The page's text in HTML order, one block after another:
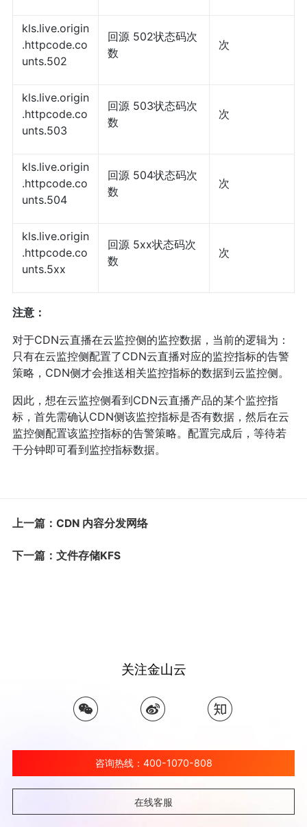
kls.live.origin
.httpcode.co
unts.502
回源 502状态码次
数
次
kls.live.origin
.httpcode.co
unts.503
回源 503状态码次
数
次
kls.live.origin
.httpcode.co
unts.504
回源 504状态码次
数
次
kls.live.origin
.httpcode.co
unts.5xx
回源 5xx状态码次
数
次
注意：
对于CDN云直播在云监控侧的监控数据，当前的逻辑为：
只有在云监控侧配置了CDN云直播对应的监控指标的告警
策略，CDN侧才会推送相关监控指标的数据到云监控侧。
因此，想在云监控侧看到CDN云直播产品的某个监控指
标，首先需确认CDN侧该监控指标是否有数据，然后在云
监控侧配置该监控指标的告警策略。配置完成后，等待若
干分钟即可看到监控指标数据。
上一篇：CDN 内容分发网络
下一篇：文件存储KFS
关注金山云
咨询热线：400-1070-808
在线客服